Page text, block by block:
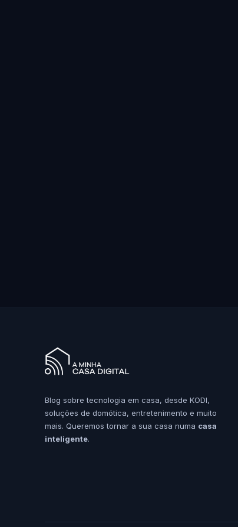
Blog sobre tecnologia em casa, desde KODI,
soluções de domótica, entretenimento e muito
mais. Queremos tornar a sua casa numa casa
inteligente.